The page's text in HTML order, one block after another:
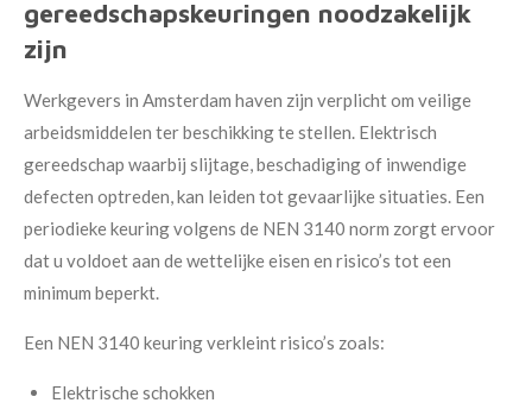
gereedschapskeuringen noodzakelijk
zijn
Werkgevers in Amsterdam haven zijn verplicht om veilige
arbeidsmiddelen ter beschikking te stellen. Elektrisch
gereedschap waarbij slijtage, beschadiging of inwendige
defecten optreden, kan leiden tot gevaarlijke situaties. Een
periodieke keuring volgens de NEN 3140 norm zorgt ervoor
dat u voldoet aan de wettelijke eisen en risico’s tot een
minimum beperkt.
Een NEN 3140 keuring verkleint risico’s zoals:
Elektrische schokken